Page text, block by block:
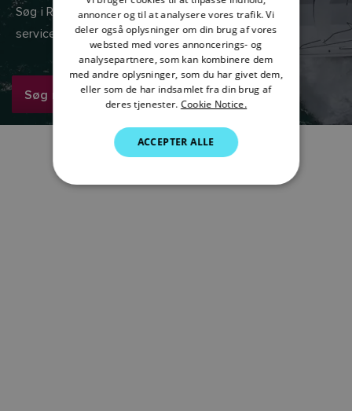
Søg i Raymarines globale netværk af salgs- og
serviceforhandlere her.
Søg nu
FRENCH
DANISH
ITALIAN
SWEDISH
DUTCH
annoncer og til at analysere vores trafik. Vi
deler også oplysninger om din brug af vores
websted med vores annoncerings- og
analysepartnere, som kan kombinere dem
med andre oplysninger, som du har givet dem,
eller som de har indsamlet fra din brug af
deres tjenester. Cookie Notice.
ACCEPTER ALLE